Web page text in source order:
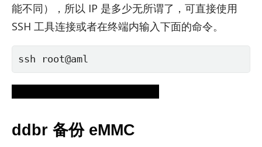
能不同），所以 IP 是多少无所谓了，可直接使用
SSH 工具连接或者在终端内输入下面的命令。
ssh root@aml
ddbr 备份 eMMC